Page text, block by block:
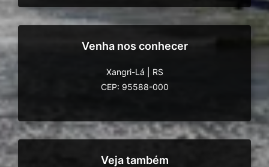
Venha nos conhecer
Xangri-Lá
RS
CEP: 95588-000
Veja também